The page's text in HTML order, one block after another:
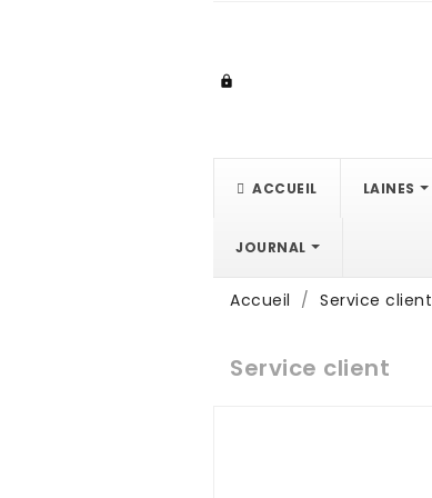

ACCUEIL LAINES
JOURNAL
Accueil Service client
Service client